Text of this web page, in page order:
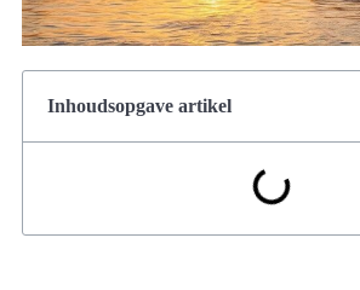
Inhoudsopgave artikel